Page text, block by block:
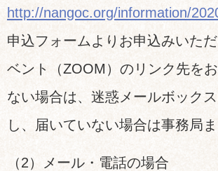
http://nangoc.org/information/
申込フォームよりお申込みいた
ベント（ZOOM）のリンク先を
ない場合は、迷惑メールボック
し、届いていない場合は事務局
（2）メール・電話の場合